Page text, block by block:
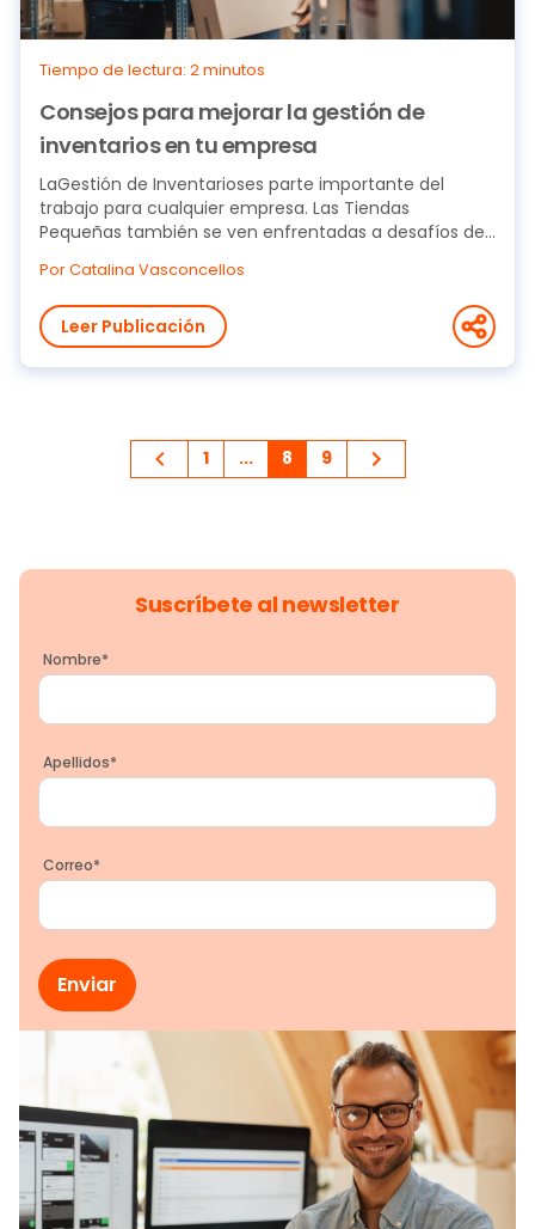
Tiempo de lectura: 2 minutos
Consejos para mejorar la gestión de
inventarios en tu empresa
LaGestión de Inventarioses parte importante del
trabajo para cualquier empresa. Las Tiendas
Pequeñas también se ven enfrentadas a desafíos de...
Por Catalina Vasconcellos
Leer Publicación
1 ... 8 9
Suscríbete al newsletter
Nombre*
Apellidos*
Correo*